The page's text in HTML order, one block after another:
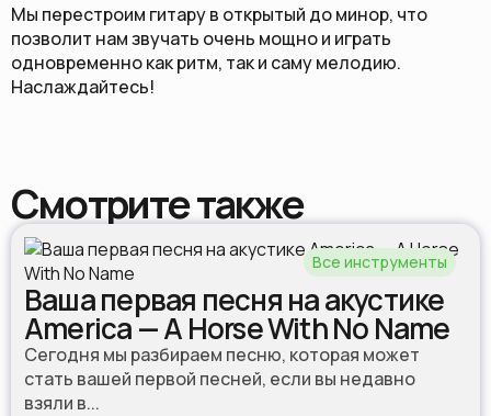
Мы перестроим гитару в открытый до минор, что
позволит нам звучать очень мощно и играть
одновременно как ритм, так и саму мелодию.
Наслаждайтесь!
Смотрите также
Все инструменты
Ваша первая песня на акустике
America — A Horse With No Name
Сегодня мы разбираем песню, которая может
стать вашей первой песней, если вы недавно
взяли в...